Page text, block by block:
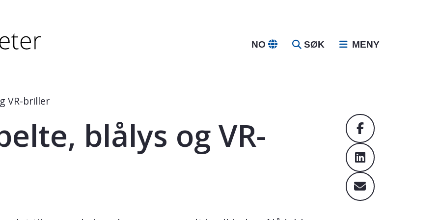
eller - (minus) for å forminske.
eller - (minus) for å forminske.
NO SØK MENY
VR-briller
blålys og VR-